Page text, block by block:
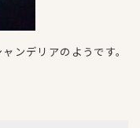
ンデリアのようです。